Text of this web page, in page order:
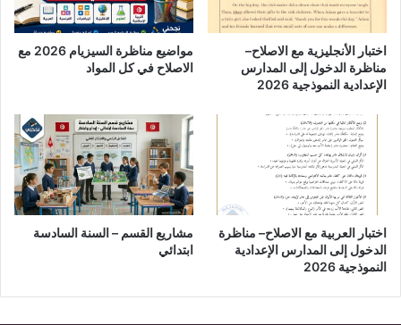
اختبار الأنجليزية مع الاصلاح–
مناظرة الدخول إلى المدارس
الإعدادية النموذجية 2026
مواضيع مناظرة السيزيام 2026 مع
الاصلاح في كل المواد
اختبار العربية مع الاصلاح– مناظرة
الدخول إلى المدارس الإعدادية
النموذجية 2026
مشاريع القسم – السنة السادسة
ابتدائي